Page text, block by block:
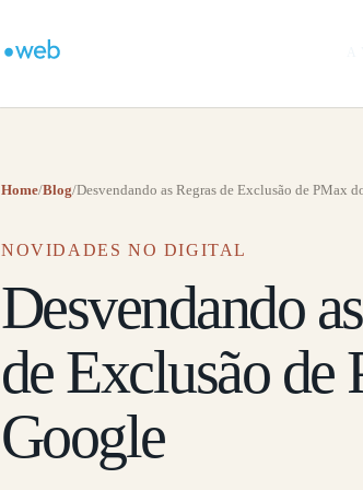
Home/Blog/Desvendando as Regras de Exclusão de PMax do
NOVIDADES NO DIGITAL
Desvendando
de Exclusão de
Google